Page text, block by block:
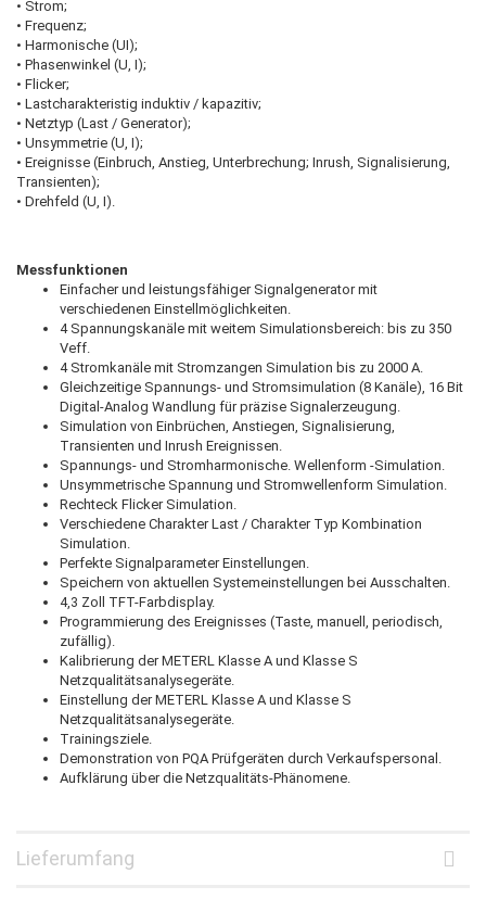
• Strom;
• Frequenz;
• Harmonische (UI);
• Phasenwinkel (U, I);
• Flicker;
• Lastcharakteristig induktiv / kapazitiv;
• Netztyp (Last / Generator);
• Unsymmetrie (U, I);
• Ereignisse (Einbruch, Anstieg, Unterbrechung; Inrush, Signalisierung,
Transienten);
• Drehfeld (U, I).
Messfunktionen
Einfacher und leistungsfähiger Signalgenerator mit
verschiedenen Einstellmöglichkeiten.
4 Spannungskanäle mit weitem Simulationsbereich: bis zu 350
Veff.
4 Stromkanäle mit Stromzangen Simulation bis zu 2000 A.
Gleichzeitige Spannungs- und Stromsimulation (8 Kanäle), 16 Bit
Digital-Analog Wandlung für präzise Signalerzeugung.
Simulation von Einbrüchen, Anstiegen, Signalisierung,
Transienten und Inrush Ereignissen.
Spannungs- und Stromharmonische. Wellenform -Simulation.
Unsymmetrische Spannung und Stromwellenform Simulation.
Rechteck Flicker Simulation.
Verschiedene Charakter Last / Charakter Typ Kombination
Simulation.
Perfekte Signalparameter Einstellungen.
Speichern von aktuellen Systemeinstellungen bei Ausschalten.
4,3 Zoll TFT-Farbdisplay.
Programmierung des Ereignisses (Taste, manuell, periodisch,
zufällig).
Kalibrierung der METERL Klasse A und Klasse S
Netzqualitätsanalysegeräte.
Einstellung der METERL Klasse A und Klasse S
Netzqualitätsanalysegeräte.
Trainingsziele.
Demonstration von PQA Prüfgeräten durch Verkaufspersonal.
Aufklärung über die Netzqualitäts-Phänomene.
Lieferumfang